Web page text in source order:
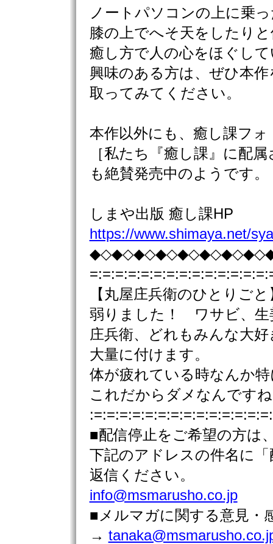
ノートパソコンの上に乗
膝の上でへそ天をしたり
癒し方で人の心をほぐし
興味のある方は、ぜひ本
取ってみてください。
本作以外にも、癒し課フ
［私たち『癒し課』に配
も絶賛発売中のようです。
しまや出版 癒し課HP
https://www.shimaya.net/
【丸屋庄兵衛のひとりごと
弱りました！ ワサビ、
庄兵衛、どれもみんな大
大量に付けます。
体が疲れている時なんか
これだからダメなんです
■配信停止をご希望の方は
下記のアドレスの件名に
返信ください。
info@msmarusho.co.jp
■メルマガに関する意見・
→